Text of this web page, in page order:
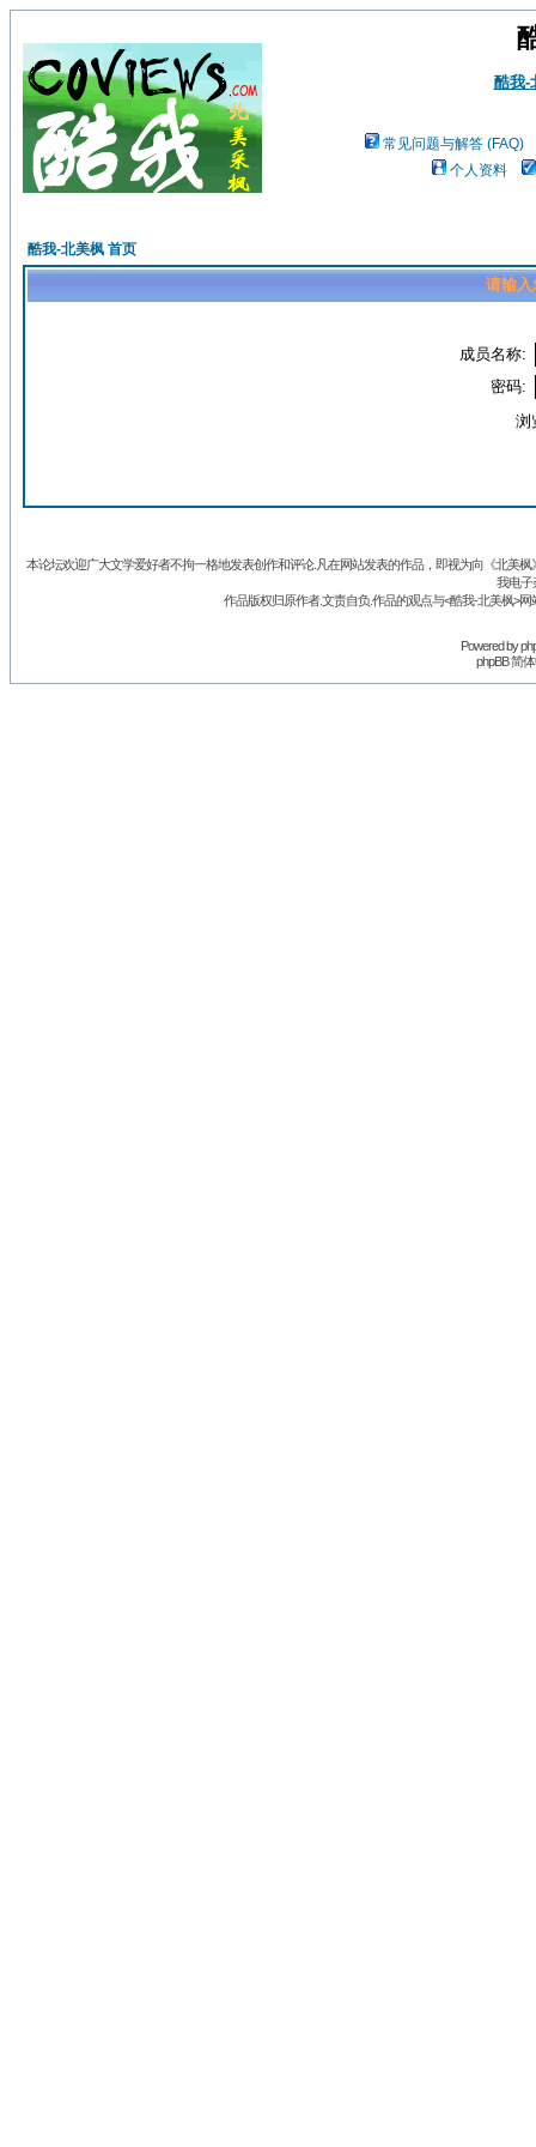
酷我-
常见问题与解答 (FAQ)
个人资料
酷我-北美枫 首页
请输入
成员名称:
密码:
浏
本论坛欢迎广大文学爱好者不拘一格地发表创作和评论.凡在网站发表的作品，即视为向《北美
我电子
作品版权归原作者.文责自负.作品的观点与<酷我-北美枫>
Powered by
phpBB 简